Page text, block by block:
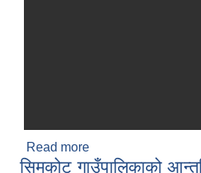
Read more
सिमकोट गाउँपालिकाको